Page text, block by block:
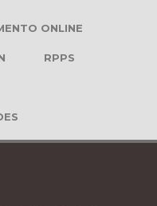
ONLINE
RPPS